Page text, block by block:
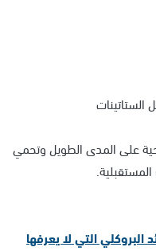
الستاتينات
على المدى الطويل وتحمي
البروكلي التي لا يعرفها